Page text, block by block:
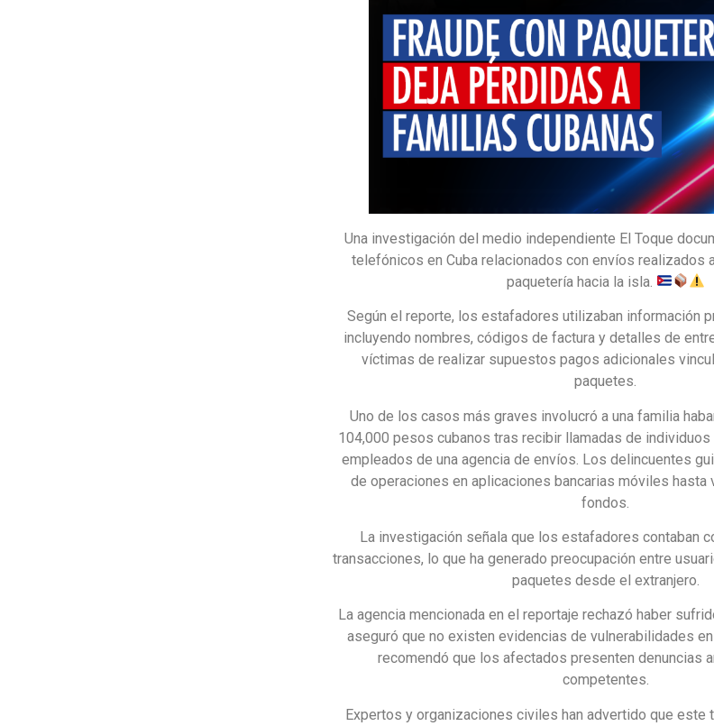
Una investigación del medio independiente El Toque
telefónicos en Cuba relacionados con envíos realizados
paquetería hacia la isla.
Según el reporte, los estafadores utilizaban información
incluyendo nombres, códigos de factura y detalles de
víctimas de realizar supuestos pagos adicionales
paquetes.
Uno de los casos más graves involucró a una familia
104,000 pesos cubanos tras recibir llamadas de
empleados de una agencia de envíos. Los delincuentes
de operaciones en aplicaciones bancarias móviles hasta
fondos.
La investigación señala que los estafadores contaban
transacciones, lo que ha generado preocupación entre
paquetes desde el extranjero.
La agencia mencionada en el reportaje rechazó haber
aseguró que no existen evidencias de vulnerabilidades
recomendó que los afectados presenten denuncias
competentes.
Expertos y organizaciones civiles han advertido que este